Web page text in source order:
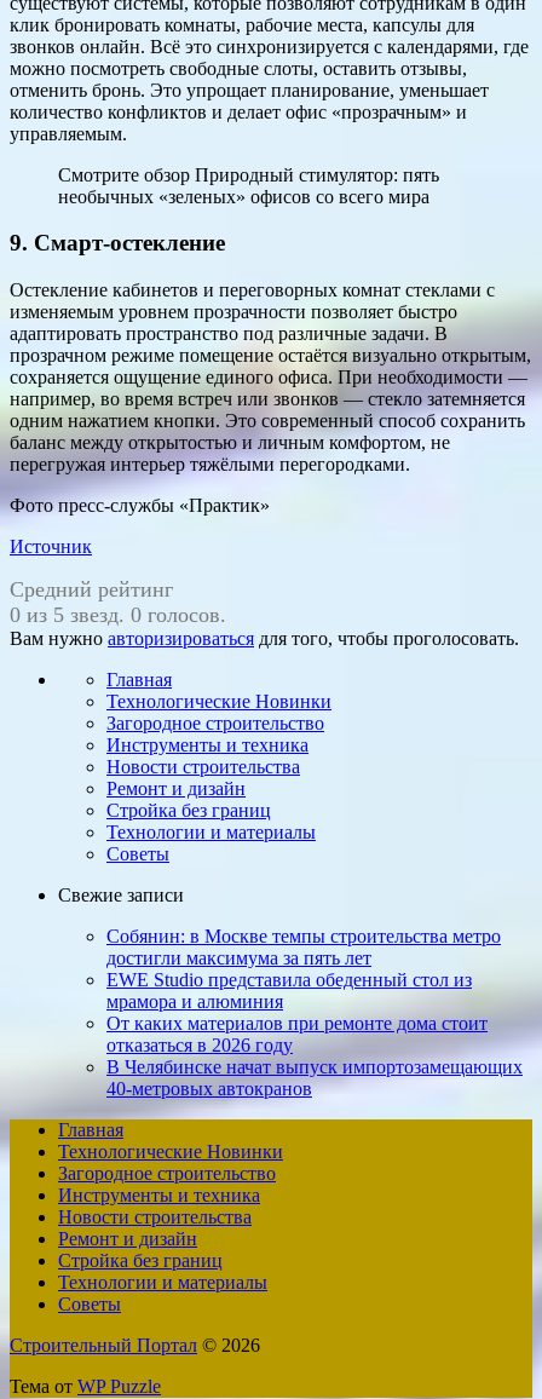
клик бронировать комнаты, рабочие места, капсулы для
звонков онлайн. Всё это синхронизируется с календарями, где
можно посмотреть свободные слоты, оставить отзывы,
отменить бронь. Это упрощает планирование, уменьшает
количество конфликтов и делает офис «прозрачным» и
управляемым.
Смотрите обзор Природный стимулятор: пять
необычных «зеленых» офисов со всего мира
9. Смарт-остекление
Остекление кабинетов и переговорных комнат стеклами с
изменяемым уровнем прозрачности позволяет быстро
адаптировать пространство под различные задачи. В
прозрачном режиме помещение остаётся визуально открытым,
сохраняется ощущение единого офиса. При необходимости —
например, во время встреч или звонков — стекло затемняется
одним нажатием кнопки. Это современный способ сохранить
баланс между открытостью и личным комфортом, не
перегружая интерьер тяжёлыми перегородками.
Фото пресс-службы «Практик»
Источник
Средний рейтинг
0 из 5 звезд. 0 голосов.
Вам нужно авторизироваться для того, чтобы проголосовать.
Главная
Технологические Новинки
Загородное строительство
Инструменты и техника
Новости строительства
Ремонт и дизайн
Стройка без границ
Технологии и материалы
Советы
Свежие записи
Собянин: в Москве темпы строительства метро
достигли максимума за пять лет
EWE Studio представила обеденный стол из
мрамора и алюминия
От каких материалов при ремонте дома стоит
отказаться в 2026 году
В Челябинске начат выпуск импортозамещающих
40-метровых автокранов
Главная
Технологические Новинки
Загородное строительство
Инструменты и техника
Новости строительства
Ремонт и дизайн
Стройка без границ
Технологии и материалы
Советы
Строительный Портал © 2026
Тема от WP Puzzle